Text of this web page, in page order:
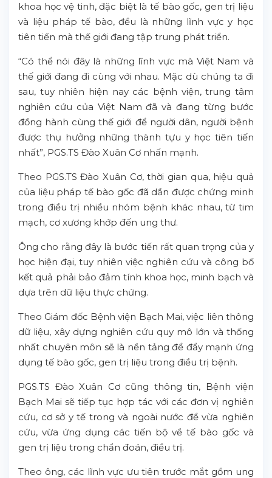
khoa học vệ tinh, đặc biệt là tế bào gốc, gen trị liệu
và liệu pháp tế bào, đều là những lĩnh vực y học
tiên tiến mà thế giới đang tập trung phát triển.
“Có thể nói đây là những lĩnh vực mà Việt Nam và
thế giới đang đi cùng với nhau. Mặc dù chúng ta đi
sau, tuy nhiên hiện nay các bệnh viện, trung tâm
nghiên cứu của Việt Nam đã và đang từng bước
đồng hành cùng thế giới để người dân, người bệnh
được thụ hưởng những thành tựu y học tiên tiến
nhất”, PGS.TS Đào Xuân Cơ nhấn mạnh.
Theo PGS.TS Đào Xuân Cơ, thời gian qua, hiệu quả
của liệu pháp tế bào gốc đã dần được chứng minh
trong điều trị nhiều nhóm bệnh khác nhau, từ tim
mạch, cơ xương khớp đến ung thư.
Ông cho rằng đây là bước tiến rất quan trọng của y
học hiện đại, tuy nhiên việc nghiên cứu và công bố
kết quả phải bảo đảm tính khoa học, minh bạch và
dựa trên dữ liệu thực chứng.
Theo Giám đốc Bệnh viện Bạch Mai, việc liên thông
dữ liệu, xây dựng nghiên cứu quy mô lớn và thống
nhất chuyên môn sẽ là nền tảng để đẩy mạnh ứng
dụng tế bào gốc, gen trị liệu trong điều trị bệnh.
PGS.TS Đào Xuân Cơ cũng thông tin, Bệnh viện
Bạch Mai sẽ tiếp tục hợp tác với các đơn vị nghiên
cứu, cơ sở y tế trong và ngoài nước để vừa nghiên
cứu, vừa ứng dụng các tiến bộ về tế bào gốc và
gen trị liệu trong chẩn đoán, điều trị.
Theo ông, các lĩnh vực ưu tiên trước mắt gồm ung